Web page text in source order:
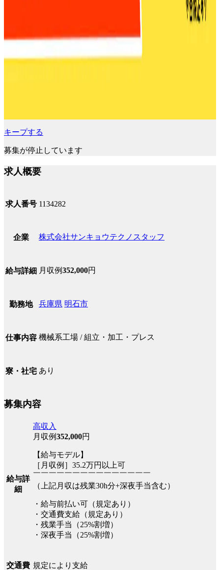
キープする
募集が停止しています
求人概要
求人番号 1134282
企業 株式会社サンキョウテクノスタッフ
給与詳細 月収例352,000円
勤務地 兵庫県 明石市
仕事内容 機械系工場 / 組立・加工・プレス
寮・社宅 あり
募集内容
給与詳
細
高収入
月収例352,000円
【給与モデル】
［月収例］35.2万円以上可
￣￣￣￣￣￣￣￣￣￣￣￣￣￣￣
（上記月収は残業30h分+深夜手当含む）
・給与前払い可（規定あり）
・交通費支給（規定あり）
・残業手当（25%割増）
・深夜手当（25%割増）
交通費 規定により支給